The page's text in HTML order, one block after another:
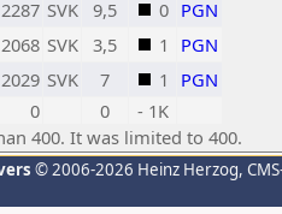
2287 SVK 9,5 0 PGN
2068 SVK 3,5 1
PGN
2029 SVK 7 1
PGN
0 0
- 1K
400. It was limited to 400.
© 2006-2026 Heinz Herzog,